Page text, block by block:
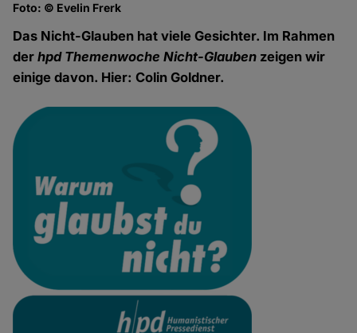
Foto: © Evelin Frerk
Das Nicht-Glauben hat viele Gesichter. Im Rahmen
derhpd Themenwoche Nicht-Glauben zeigen wir
einige davon. Hier: Colin Goldner.